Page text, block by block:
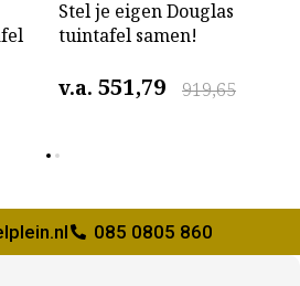
Stel je eigen Douglas
tuintafel samen!
v.a. 919,65
551,79
085 0805 860